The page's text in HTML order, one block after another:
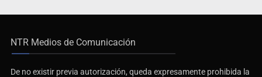
NTR Medios de Comunicación
De no existir previa autorización, queda expresamente prohibida la